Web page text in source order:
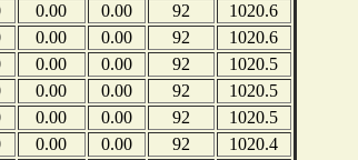
0.00 0.00 92
1020.6
0.00 0.00 92
1020.6
0.00 0.00 92
1020.5
0.00 0.00 92
1020.5
0.00 0.00 92
1020.5
0.00 0.00 92
1020.4